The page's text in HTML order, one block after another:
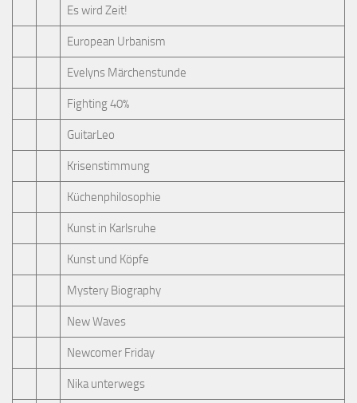
Es wird Zeit!
European Urbanism
Evelyns Märchenstunde
Fighting 40%
GuitarLeo
Krisenstimmung
Küchenphilosophie
Kunst in Karlsruhe
Kunst und Köpfe
Mystery Biography
New Waves
Newcomer Friday
Nika unterwegs